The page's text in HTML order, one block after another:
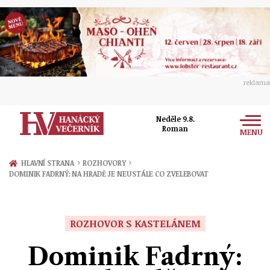
reklama
Neděle 9.8.
Roman
MENU
Zprávy
Přerov
Ekonomika
Ženy
Sport
HLAVNÍ STRANA › ROZHOVORY ›
DOMINIK FADRNÝ: NA HRADĚ JE NEUSTÁLE CO ZVELEBOVAT
ROZHOVOR S KASTELÁNEM
Dominik Fadrný: